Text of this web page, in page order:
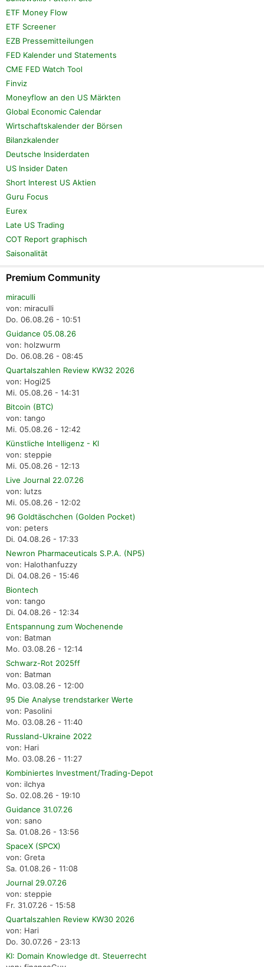
ETF Money Flow
ETF Screener
EZB Pressemitteilungen
FED Kalender und Statements
CME FED Watch Tool
Finviz
Moneyflow an den US Märkten
Global Economic Calendar
Wirtschaftskalender der Börsen
Bilanzkalender
Deutsche Insiderdaten
US Insider Daten
Short Interest US Aktien
Guru Focus
Eurex
Late US Trading
COT Report graphisch
Saisonalität
Premium Community
miraculli
von: miraculli
Do. 06.08.26 - 10:51
Guidance 05.08.26
von: holzwurm
Do. 06.08.26 - 08:45
Quartalszahlen Review KW32 2026
von: Hogi25
Mi. 05.08.26 - 14:31
Bitcoin (BTC)
von: tango
Mi. 05.08.26 - 12:42
Künstliche Intelligenz - KI
von: steppie
Mi. 05.08.26 - 12:13
Live Journal 22.07.26
von: lutzs
Mi. 05.08.26 - 12:02
96 Goldtäschchen (Golden Pocket)
von: peters
Di. 04.08.26 - 17:33
Newron Pharmaceuticals S.P.A. (NP5)
von: Halothanfuzzy
Di. 04.08.26 - 15:46
Biontech
von: tango
Di. 04.08.26 - 12:34
Entspannung zum Wochenende
von: Batman
Mo. 03.08.26 - 12:14
Schwarz-Rot 2025ff
von: Batman
Mo. 03.08.26 - 12:00
95 Die Analyse trendstarker Werte
von: Pasolini
Mo. 03.08.26 - 11:40
Russland-Ukraine 2022
von: Hari
Mo. 03.08.26 - 11:27
Kombiniertes Investment/Trading-Depot
von: ilchya
So. 02.08.26 - 19:10
Guidance 31.07.26
von: sano
Sa. 01.08.26 - 13:56
SpaceX (SPCX)
von: Greta
Sa. 01.08.26 - 11:08
Journal 29.07.26
von: steppie
Fr. 31.07.26 - 15:58
Quartalszahlen Review KW30 2026
von: Hari
Do. 30.07.26 - 23:13
KI: Domain Knowledge dt. Steuerrecht